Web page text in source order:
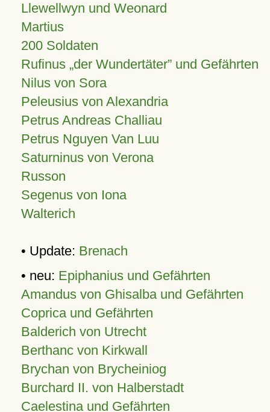
Llewellwyn und Weonard
Martius
200 Soldaten
Rufinus „der Wundertäter” und Gefährten
Nilus von Sora
Peleusius von Alexandria
Petrus Andreas Challiau
Petrus Nguyen Van Luu
Saturninus von Verona
Russon
Segenus von Iona
Walterich
• Update: Brenach
• neu: Epiphanius und Gefährten
Amandus von Ghisalba und Gefährten
Coprica und Gefährten
Balderich von Utrecht
Berthanc von Kirkwall
Brychan von Brycheiniog
Burchard II. von Halberstadt
Caelestina und Gefährten